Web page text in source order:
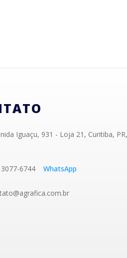
Iguaçu, 931 - Loja 21, Curitiba,
6744 WhatsApp